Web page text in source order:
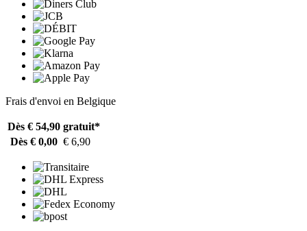
Frais d'envoi en Belgique
Dès € 54,90 gratuit*
Dès € 0,00 € 6,90